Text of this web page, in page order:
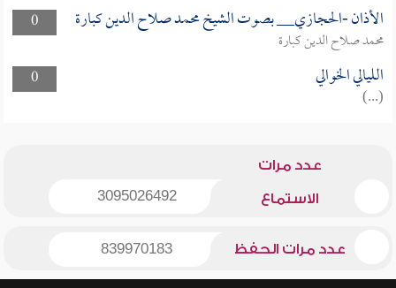
0
الأذان -الحجازي__ بصوت الشيخ محمد صلاح الدين كبارة
محمد صلاح الدين كبارة
0
الليالي الخوالي
(...)
عدد مرات
الاستماع 3095026492
عدد مرات الحفظ 839970183